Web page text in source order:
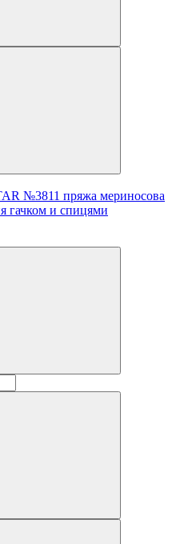
№3811 пряжа мериносова
гачком и спицями